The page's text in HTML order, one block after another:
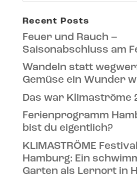
Recent Posts
Feuer und Rauch –
Saisonabschluss am
Wandeln statt
Gemüse ein Wunder
Das war Klimaströme
Ferienprogramm
bist du eigentlich?
KLIMASTRÖME
Hamburg: Ein
Garten als Lernort in